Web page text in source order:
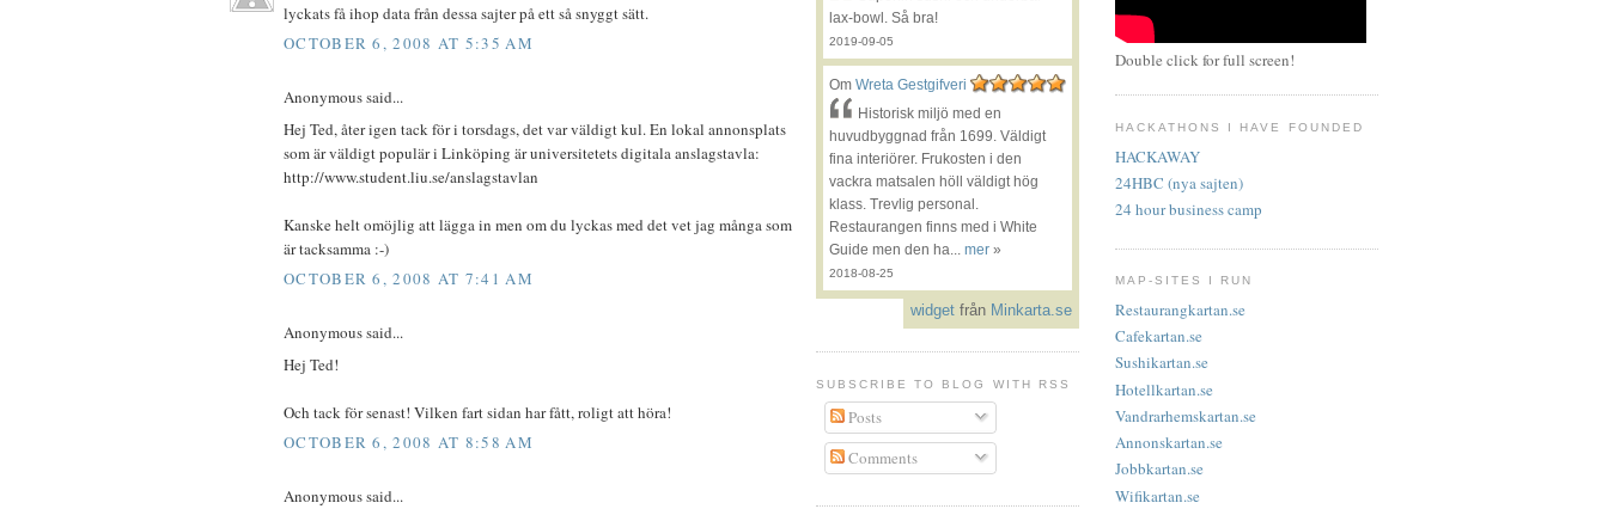
lyckats få ihop data från dessa sajter på ett så snyggt sätt.
OCTOBER 6, 2008 AT 5:35 AM
Anonymous said...
Hej Ted, åter igen tack för i torsdags, det var väldigt kul. En lokal annonsplats
som är väldigt populär i Linköping är universitetets digitala anslagstavla:
http://www.student.liu.se/anslagstavlan
Kanske helt omöjlig att lägga in men om du lyckas med det vet jag många som
är tacksamma :-)
OCTOBER 6, 2008 AT 7:41 AM
Anonymous said...
Hej Ted!
Och tack för senast! Vilken fart sidan har fått, roligt att höra!
OCTOBER 6, 2008 AT 8:58 AM
Anonymous said...
Double click for full screen!
HACKATHONS I HAVE FOUNDED
HACKAWAY
24HBC (nya sajten)
24 hour business camp
MAP-SITES I RUN
Restaurangkartan.se
Cafekartan.se
Sushikartan.se
Hotellkartan.se
Vandrarhemskartan.se
Annonskartan.se
Jobbkartan.se
Wifikartan.se
lax-bowl. Så bra!
2019-09-05
Om Wreta Gestgifveri
Historisk miljö med en
huvudbyggnad från 1699. Väldigt
fina interiörer. Frukosten i den
vackra matsalen höll väldigt hög
klass. Trevlig personal.
Restaurangen finns med i White
Guide men den ha... mer »
2018-08-25
widget från Minkarta.se
SUBSCRIBE TO BLOG WITH RSS
Posts
Comments